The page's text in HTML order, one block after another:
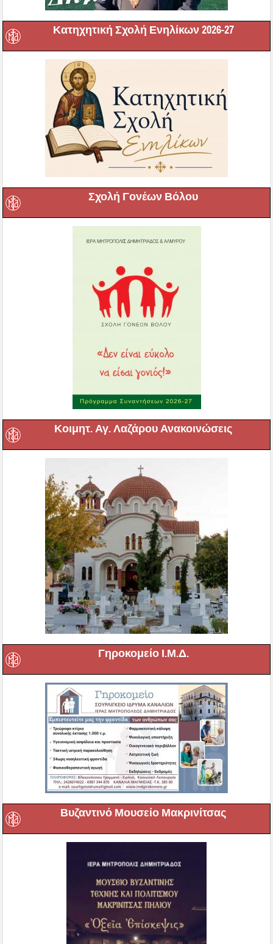
Κατηχητική Σχολή Ενηλίκων 2026-27
Σχολή Γονέων Βόλου
Κοιμητ. Αγ. Λαζάρου Ανακοινώσεις
Γηροκομείο Ι.Μ.Δ.
Βυζαντινό Μουσείο Μακρινίτσας